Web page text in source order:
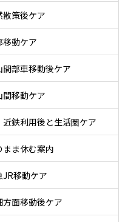
策後ケア
移動ケア
部車移動後ケア
移動ケア
鉄利用後と生活圏ケア
ま休む案内
移動ケア
面移動後ケア